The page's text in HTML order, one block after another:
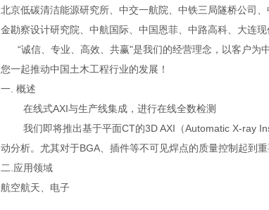
北京低碳清洁能源研究所、中交一航院、中铁三局隧桥公司
金勘察设计研究院、中航国际、中国恩菲、中路高科、大连
“诚信、专业、高效、共赢"是我们的经营理念，以客户为
您一起推动中国土木工程行业的发展！
一. 概述
在线式AXI与生产线集成，进行在线全数检测
我们即将推出基于平面CT的3D AXI（Automatic X-ray
动分析。尤其对于BGA、插件等不可见焊点的质量控制起到重
二.应用领域
航空航天、电子